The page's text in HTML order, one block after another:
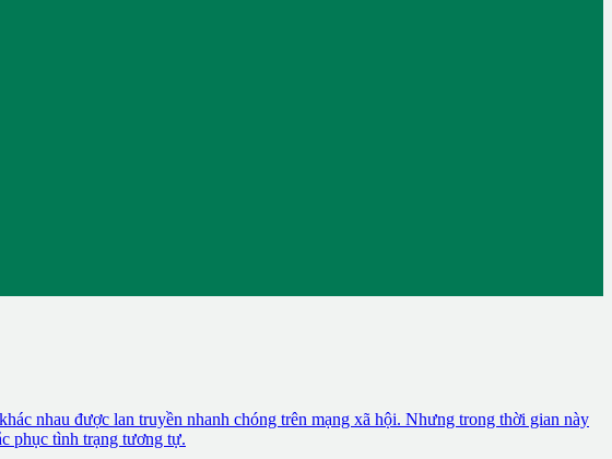
nhau được lan truyền nhanh chóng trên mạng xã hội. Nhưng trong thời gian này
phục tình trạng tương tự.